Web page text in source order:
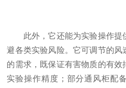
此外，它还能为实验操作提
避各类实验风险。它可调节的
的需求，既保证有害物质的有
实验操作精度；部分通风柜配